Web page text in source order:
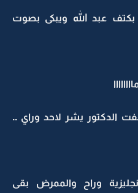
عبد الله ويبكى بصوت
الدكتور يشر لاحد وراي ..
وراح والممرض بقى